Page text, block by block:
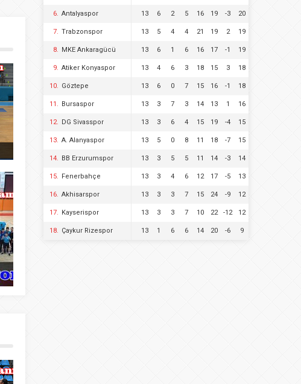
6. Antalyaspor 13 6 2 5 16 19 -3 20
7. Trabzonspor 13 5 4 4 21 19 2 19
8. MKE Ankaragücü 13 6 1 6 16 17 -1 19
9. Atiker Konyaspor 13 4 6 3 18 15 3 18
10. Göztepe 13 6 0 7 15 16 -1 18
11. Bursaspor 13 3 7 3 14 13 1 16
12. DG Sivasspor 13 3 6 4 15 19 -4 15
13. A. Alanyaspor 13 5 0 8 11 18 -7 15
14. BB Erzurumspor 13 3 5 5 11 14 -3 14
15. Fenerbahçe 13 3 4 6 12 17 -5 13
16. Akhisarspor 13 3 3 7 15 24 -9 12
17. Kayserispor 13 3 3 7 10 22 -12 12
18. Çaykur Rizespor 13 1 6 6 14 20 -6 9